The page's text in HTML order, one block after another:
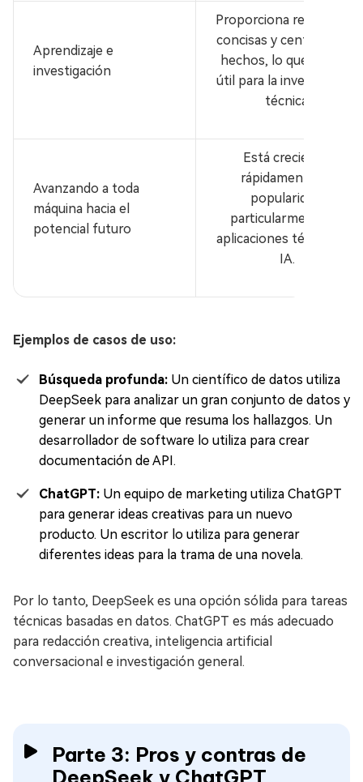
Aprendizaje e
investigación
Proporciona respuestas
concisas y centradas en
hechos, lo que lo hace
útil para la investigación
técnica.
Avanzando a toda
máquina hacia el
potencial futuro
Está creciendo
rápidamente en
popularidad,
particularmente en
aplicaciones técnicas de
IA.
Ejemplos de casos de uso:
Búsqueda profunda: Un científico de datos utiliza
DeepSeek para analizar un gran conjunto de datos y
generar un informe que resuma los hallazgos. Un
desarrollador de software lo utiliza para crear
documentación de API.
ChatGPT: Un equipo de marketing utiliza ChatGPT
para generar ideas creativas para un nuevo
producto. Un escritor lo utiliza para generar
diferentes ideas para la trama de una novela.
Por lo tanto, DeepSeek es una opción sólida para tareas
técnicas basadas en datos. ChatGPT es más adecuado
para redacción creativa, inteligencia artificial
conversacional e investigación general.
Parte 3: Pros y contras de
DeepSeek y ChatGPT